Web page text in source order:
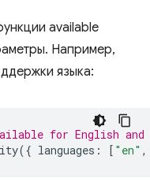
available
Например,
языка:
for English and
({ languages : [ "en" ,